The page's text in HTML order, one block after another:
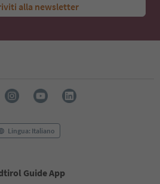
alla newsletter
Lingua: Italiano
Guide App